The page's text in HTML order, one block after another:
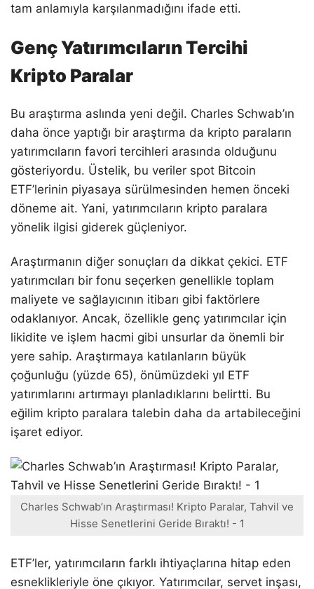
tam anlamıyla karşılanmadığını ifade etti.
Genç Yatırımcıların Tercihi
Kripto Paralar
Bu araştırma aslında yeni değil. Charles Schwab’ın
daha önce yaptığı bir araştırma da kripto paraların
yatırımcıların favori tercihleri arasında olduğunu
gösteriyordu. Üstelik, bu veriler spot Bitcoin
ETF’lerinin piyasaya sürülmesinden hemen önceki
döneme ait. Yani, yatırımcıların kripto paralara
yönelik ilgisi giderek güçleniyor.
Araştırmanın diğer sonuçları da dikkat çekici. ETF
yatırımcıları bir fonu seçerken genellikle toplam
maliyete ve sağlayıcının itibarı gibi faktörlere
odaklanıyor. Ancak, özellikle genç yatırımcılar için
likidite ve işlem hacmi gibi unsurlar da önemli bir
yere sahip. Araştırmaya katılanların büyük
çoğunluğu (yüzde 65), önümüzdeki yıl ETF
yatırımlarını artırmayı planladıklarını belirtti. Bu
eğilim kripto paralara talebin daha da artabileceğini
işaret ediyor.
Charles Schwab’ın Araştırması! Kripto Paralar, Tahvil ve
Hisse Senetlerini Geride Bıraktı! - 1
ETF’ler, yatırımcıların farklı ihtiyaçlarına hitap eden
esneklikleriyle öne çıkıyor. Yatırımcılar, servet inşası,